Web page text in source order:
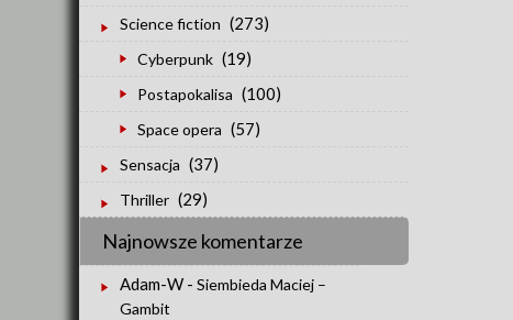
Science fiction (273)
Cyberpunk (19)
Postapokalisa (100)
Space opera (57)
Sensacja (37)
Thriller (29)
Najnowsze komentarze
Adam-W - Siembieda Maciej –
Gambit